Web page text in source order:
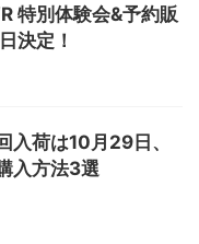
特別体験会&予約販
決定！
入荷は10月29日、
入方法3選